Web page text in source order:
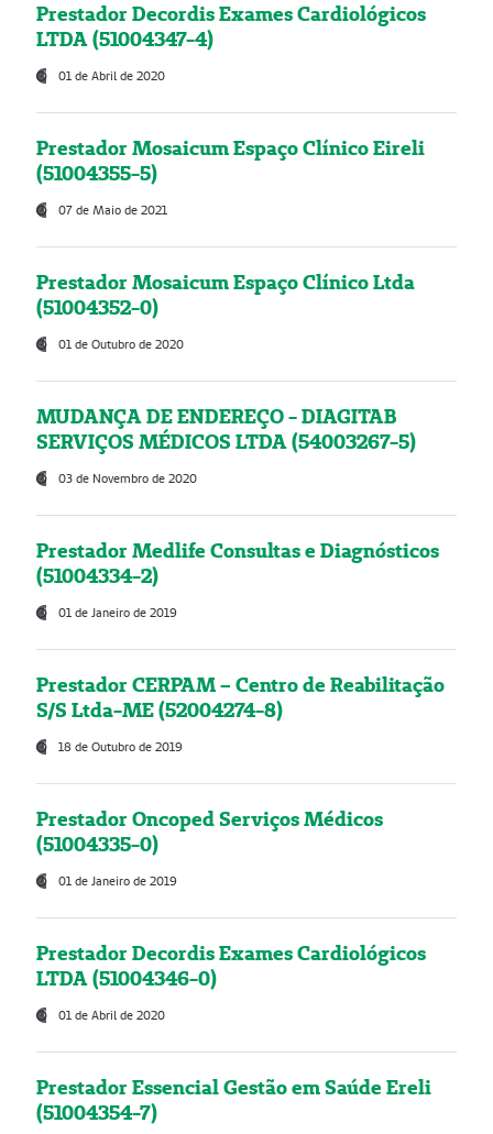
Prestador Decordis Exames Cardiológicos
LTDA (51004347-4)
01 de Abril de 2020
Prestador Mosaicum Espaço Clínico Eireli
(51004355-5)
07 de Maio de 2021
Prestador Mosaicum Espaço Clínico Ltda
(51004352-0)
01 de Outubro de 2020
MUDANÇA DE ENDEREÇO - DIAGITAB
SERVIÇOS MÉDICOS LTDA (54003267-5)
03 de Novembro de 2020
Prestador Medlife Consultas e Diagnósticos
(51004334-2)
01 de Janeiro de 2019
Prestador CERPAM – Centro de Reabilitação
S/S Ltda-ME (52004274-8)
18 de Outubro de 2019
Prestador Oncoped Serviços Médicos
(51004335-0)
01 de Janeiro de 2019
Prestador Decordis Exames Cardiológicos
LTDA (51004346-0)
01 de Abril de 2020
Prestador Essencial Gestão em Saúde Ereli
(51004354-7)